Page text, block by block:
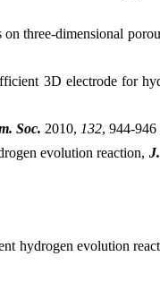
on three-dimensional
3D electrode for
Soc. 2010, 132, 944-946
evolution reaction,
hydrogen evolution